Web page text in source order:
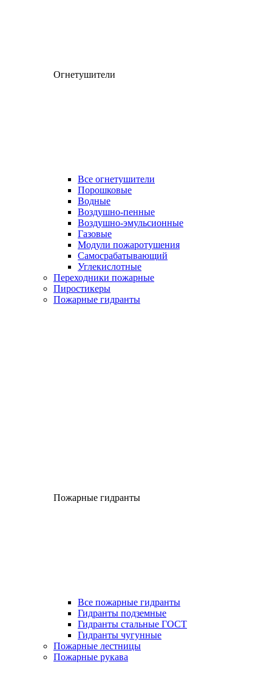
Огнетушители
Все огнетушители
Порошковые
Водные
Воздушно-пенные
Воздушно-эмульсионные
Газовые
Модули пожаротушения
Самосрабатывающий
Углекислотные
Переходники пожарные
Пиростикеры
Пожарные гидранты
Пожарные гидранты
Все пожарные гидранты
Гидранты подземные
Гидранты стальные ГОСТ
Гидранты чугунные
Пожарные лестницы
Пожарные рукава